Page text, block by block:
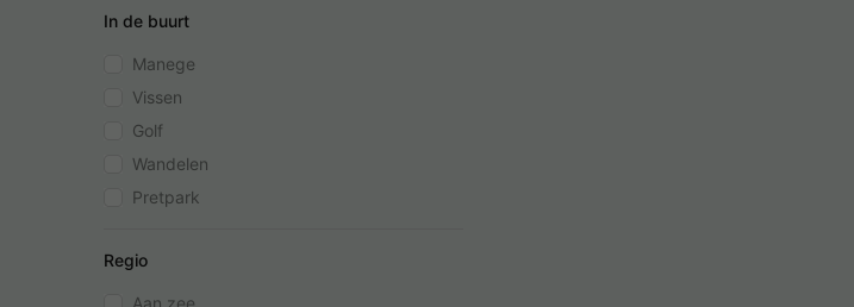
In de buurt
Manege
Vissen
Golf
Wandelen
Pretpark
Regio